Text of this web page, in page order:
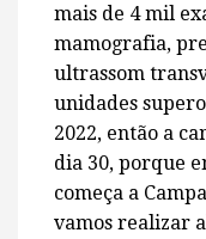
mais de 4 mil
mamografia,
ultrassom
unidades
2022, então a
dia 30, porque
começa a
vamos realizar